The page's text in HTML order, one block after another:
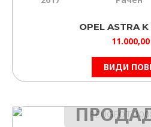
OPEL ASTRA
11.000,00
ВИДИ